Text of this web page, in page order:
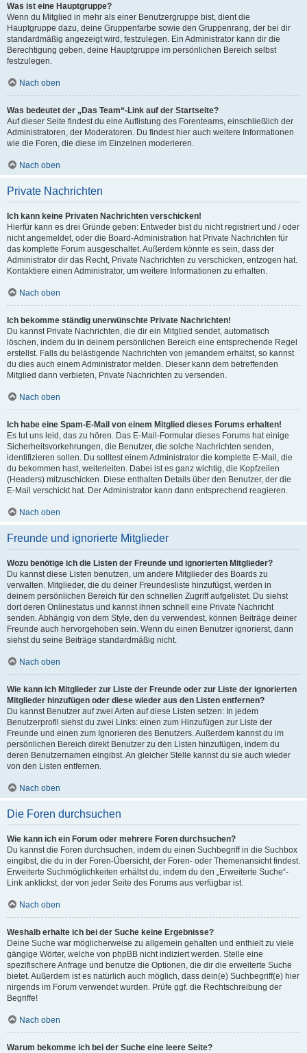
Was ist eine Hauptgruppe?
Wenn du Mitglied in mehr als einer Benutzergruppe bist, dient die
Hauptgruppe dazu, deine Gruppenfarbe sowie den Gruppenrang, der bei dir
standardmäßig angezeigt wird, festzulegen. Ein Administrator kann dir die
Berechtigung geben, deine Hauptgruppe im persönlichen Bereich selbst
festzulegen.
Nach oben
Was bedeutet der „Das Team“-Link auf der Startseite?
Auf dieser Seite findest du eine Auflistung des Forenteams, einschließlich der
Administratoren, der Moderatoren. Du findest hier auch weitere Informationen
wie die Foren, die diese im Einzelnen moderieren.
Nach oben
Private Nachrichten
Ich kann keine Privaten Nachrichten verschicken!
Hierfür kann es drei Gründe geben: Entweder bist du nicht registriert und / oder
nicht angemeldet, oder die Board-Administration hat Private Nachrichten für
das komplette Forum ausgeschaltet. Außerdem könnte es sein, dass der
Administrator dir das Recht, Private Nachrichten zu verschicken, entzogen hat.
Kontaktiere einen Administrator, um weitere Informationen zu erhalten.
Nach oben
Ich bekomme ständig unerwünschte Private Nachrichten!
Du kannst Private Nachrichten, die dir ein Mitglied sendet, automatisch
löschen, indem du in deinem persönlichen Bereich eine entsprechende Regel
erstellst. Falls du belästigende Nachrichten von jemandem erhältst, so kannst
du dies auch einem Administrator melden. Dieser kann dem betreffenden
Mitglied dann verbieten, Private Nachrichten zu versenden.
Nach oben
Ich habe eine Spam-E-Mail von einem Mitglied dieses Forums erhalten!
Es tut uns leid, das zu hören. Das E-Mail-Formular dieses Forums hat einige
Sicherheitsvorkehrungen, die Benutzer, die solche Nachrichten senden,
identifizieren sollen. Du solltest einem Administrator die komplette E-Mail, die
du bekommen hast, weiterleiten. Dabei ist es ganz wichtig, die Kopfzeilen
(Headers) mitzuschicken. Diese enthalten Details über den Benutzer, der die
E-Mail verschickt hat. Der Administrator kann dann entsprechend reagieren.
Nach oben
Freunde und ignorierte Mitglieder
Wozu benötige ich die Listen der Freunde und ignorierten Mitglieder?
Du kannst diese Listen benutzen, um andere Mitglieder des Boards zu
verwalten. Mitglieder, die du deiner Freundesliste hinzufügst, werden in
deinem persönlichen Bereich für den schnellen Zugriff aufgelistet. Du siehst
dort deren Onlinestatus und kannst ihnen schnell eine Private Nachricht
senden. Abhängig von dem Style, den du verwendest, können Beiträge deiner
Freunde auch hervorgehoben sein. Wenn du einen Benutzer ignorierst, dann
siehst du seine Beiträge standardmäßig nicht.
Nach oben
Wie kann ich Mitglieder zur Liste der Freunde oder zur Liste der ignorierten
Mitglieder hinzufügen oder diese wieder aus den Listen entfernen?
Du kannst Benutzer auf zwei Arten auf diese Listen setzen: In jedem
Benutzerprofil siehst du zwei Links: einen zum Hinzufügen zur Liste der
Freunde und einen zum Ignorieren des Benutzers. Außerdem kannst du im
persönlichen Bereich direkt Benutzer zu den Listen hinzufügen, indem du
deren Benutzernamen eingibst. An gleicher Stelle kannst du sie auch wieder
von den Listen entfernen.
Nach oben
Die Foren durchsuchen
Wie kann ich ein Forum oder mehrere Foren durchsuchen?
Du kannst die Foren durchsuchen, indem du einen Suchbegriff in die Suchbox
eingibst, die du in der Foren-Übersicht, der Foren- oder Themenansicht findest.
Erweiterte Suchmöglichkeiten erhältst du, indem du den „Erweiterte Suche“-
Link anklickst, der von jeder Seite des Forums aus verfügbar ist.
Nach oben
Weshalb erhalte ich bei der Suche keine Ergebnisse?
Deine Suche war möglicherweise zu allgemein gehalten und enthielt zu viele
gängige Wörter, welche von phpBB nicht indiziert werden. Stelle eine
spezifischere Anfrage und benutze die Optionen, die dir die erweiterte Suche
bietet. Außerdem ist es natürlich auch möglich, dass dein(e) Suchbegriff(e) hier
nirgends im Forum verwendet wurden. Prüfe ggf. die Rechtschreibung der
Begriffe!
Nach oben
Warum bekomme ich bei der Suche eine leere Seite?